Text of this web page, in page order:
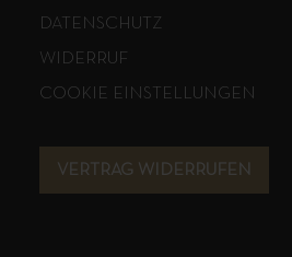
DATENSCHUTZ
WIDERRUF
COOKIE EINSTELLUNGEN
VERTRAG WIDERRUFEN